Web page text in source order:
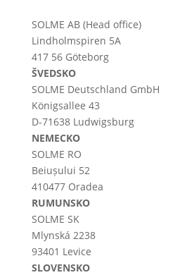
SOLME AB (Head office)
Lindholmspiren 5A
417 56 Göteborg
ŠVEDSKO
SOLME Deutschland GmbH
Königsallee 43
D-71638 Ludwigsburg
NEMECKO
SOLME RO
Beiușului 52
410477 Oradea
RUMUNSKO
SOLME SK
Mlynská 2238
93401 Levice
SLOVENSKO